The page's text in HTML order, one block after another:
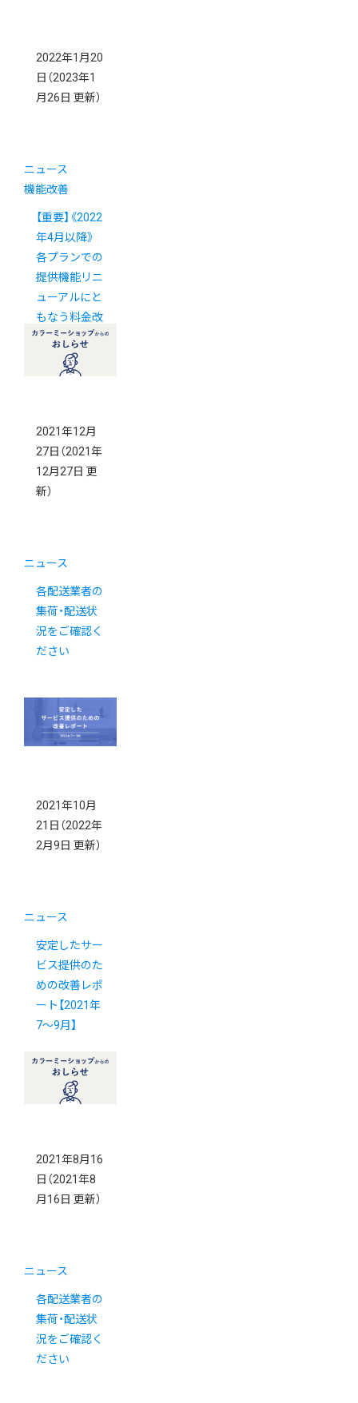
2022年1月20
日 （2023年1
月26日 更新）
ニュース
機能改善
【重要】《2022
年4月以降》
各プランでの
提供機能リニ
ューアルにと
もなう料金改
定について
2021年12月
27日 （2021年
12月27日 更
新）
ニュース
各配送業者の
集荷・配送状
況をご確認く
ださい
2021年10月
21日 （2022年
2月9日 更新）
ニュース
安定したサー
ビス提供のた
めの改善レポ
ート【2021年
7〜9月】
2021年8月16
日 （2021年8
月16日 更新）
ニュース
各配送業者の
集荷・配送状
況をご確認く
ださい